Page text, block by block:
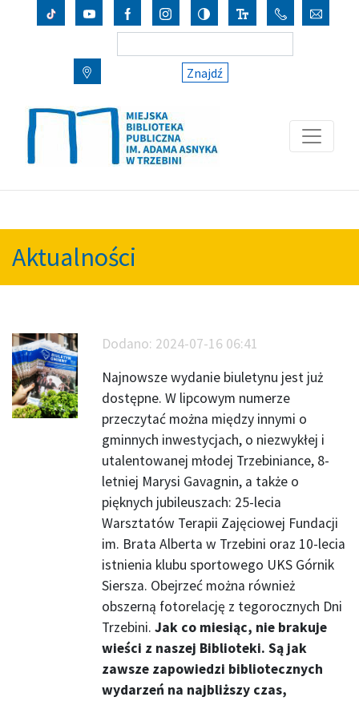
Znajdź
Aktualności
Dodano: 2024-07-16 06:41
Najnowsze wydanie biuletynu jest już
dostępne. W lipcowym numerze
przeczytać można między innymi o
gminnych inwestycjach, o niezwykłej i
utalentowanej młodej Trzebiniance, 8-
letniej Marysi Gavagnin, a także o
pięknych jubileuszach: 25-lecia
Warsztatów Terapii Zajęciowej Fundacji
im. Brata Alberta w Trzebini oraz 10-lecia
istnienia klubu sportowego UKS Górnik
Siersza. Obejrzeć można również
obszerną fotorelację z tegorocznych Dni
Trzebini. Jak co miesiąc, nie brakuje
wieści z naszej Biblioteki. Są jak
zawsze zapowiedzi bibliotecznych
wydarzeń na najbliższy czas,